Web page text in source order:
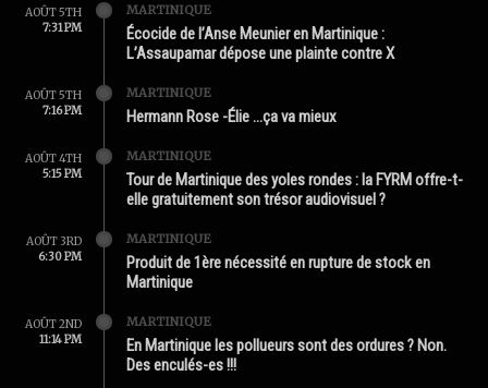
AOÛT 5TH
7:31 PM
MARTINIQUE
Écocide de l’Anse Meunier en Martinique :
L’Assaupamar dépose une plainte contre X
AOÛT 5TH
7:16 PM
MARTINIQUE
Hermann Rose -Élie …ça va mieux
AOÛT 4TH
5:15 PM
MARTINIQUE
Tour de Martinique des yoles rondes : la FYRM offre-t-
elle gratuitement son trésor audiovisuel ?
AOÛT 3RD
6:30 PM
MARTINIQUE
Produit de 1ère nécessité en rupture de stock en
Martinique
AOÛT 2ND
11:14 PM
MARTINIQUE
En Martinique les pollueurs sont des ordures ? Non.
Des enculés-es !!!